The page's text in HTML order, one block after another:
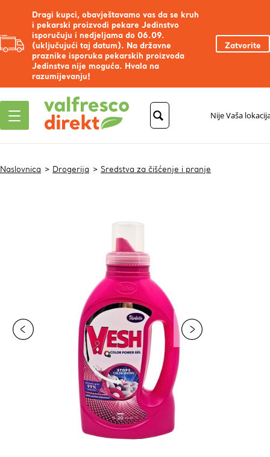
Dragi kupci, obavještavamo vas da se kruh
i pekarski proizvodi pekare Jedinstvo
isporučuju i nedjeljama do 06.09.
(uključujući taj datum). Na državne
praznike isporuka pekarskih proizvoda
Jedinstva nije moguća. Hvala na
razumijevanju!
Zatvorite
Nije Vaša
Naslovnica Drogerija Sredstva za čišćenje i pranje